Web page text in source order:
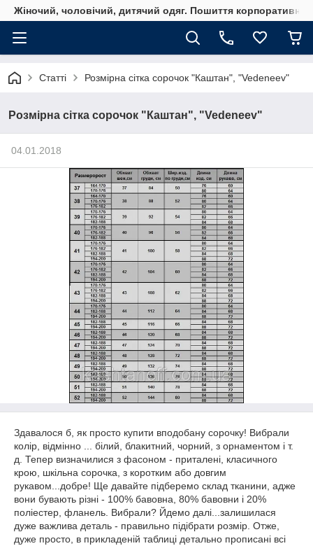
Жіночий, чоловічий, дитячий одяг. Пошиття
Статті Розмірна сітка сорочок "Каштан", "Vedeneev"
Розмірна сітка сорочок "Каштан", "Vedeneev"
04.01.2018
Здавалося б, як просто купити вподобану сорочку! Вибрали
колір, відмінно ... білий, блакитний, чорний, з орнаментом і т.
д. Тепер визначилися з фасоном - приталені, класичного
крою, шкільна сорочка, з коротким або довгим
рукавом...добре! Ще давайте підберемо склад тканини, адже
вони бувають різні - 100% бавовна, 80% бавовни і 20%
поліестер, фланель. Вибрали? Йдемо далі...залишилася
дуже важлива деталь - правильно підібрати розмір. Отже,
дуже просто, в прикладеній таблиці детально прописані всі